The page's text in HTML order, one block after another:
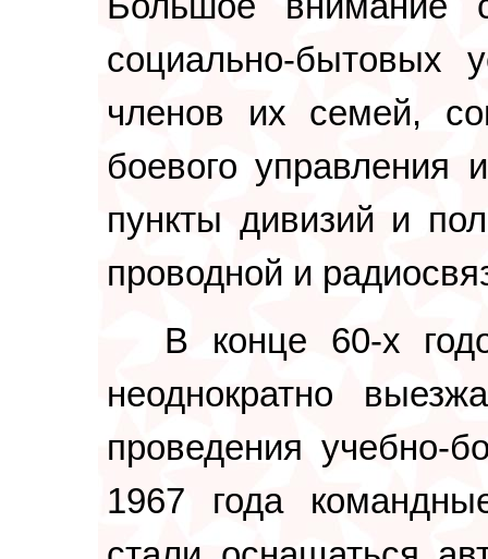
социально-бытовых
членов их семей,
боевого
пункты дивизий и
проводной и
В конце 60-х
неоднократно
проведения учебно-
1967 года